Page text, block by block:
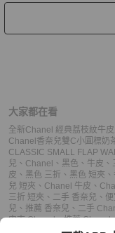
大家都在看
全新Chanel 經典荔枝紋牛
Chanel香奈兒雙C小圓標奶
CLASSIC SMALL FLAP
兒 、 Chanel 、 黑色 、 牛皮 、
皮 、 黑色 三折 、 黑色 短夾 、
兒 短夾 、 Chanel 牛皮 、
三折 短夾 、 二手 香奈兒 、
兒 、 推薦 香奈兒 、 二手
中古 Chanel、推薦 Chanel
推薦 三折、二手